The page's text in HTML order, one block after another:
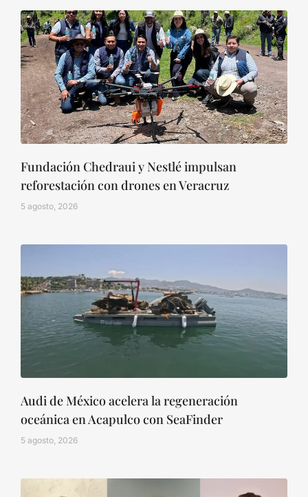
Fundación Chedraui y Nestlé impulsan
reforestación con drones en Veracruz
5 agosto, 2026
Audi de México acelera la regeneración
oceánica en Acapulco con SeaFinder
5 agosto, 2026